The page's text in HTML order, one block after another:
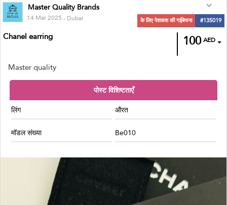
Master Quality Brands
14 Mar 2025- Dubai के लिए पेशकश की गईबेचना #135019
100AED
Chanel earring
Master quality
पोस्ट विशिष्टताएँ
लिंग
औरत
मॉडल संख्या
Be010